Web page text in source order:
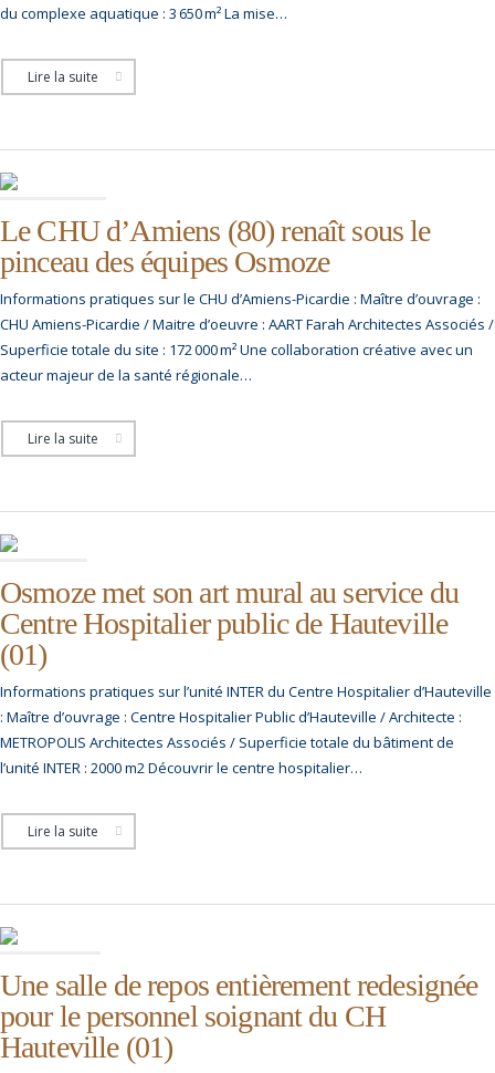
du complexe aquatique : 3 650 m² La mise…
Lire la suite
Le CHU d’Amiens (80) renaît sous le
pinceau des équipes Osmoze
Informations pratiques sur le CHU d’Amiens-Picardie : Maître d’ouvrage :
CHU Amiens-Picardie / Maitre d’oeuvre : AART Farah Architectes Associés /
Superficie totale du site : 172 000 m² Une collaboration créative avec un
acteur majeur de la santé régionale…
Lire la suite
Osmoze met son art mural au service du
Centre Hospitalier public de Hauteville
(01)
Informations pratiques sur l’unité INTER du Centre Hospitalier d’Hauteville
: Maître d’ouvrage : Centre Hospitalier Public d’Hauteville / Architecte :
METROPOLIS Architectes Associés / Superficie totale du bâtiment de
l’unité INTER : 2000 m2 Découvrir le centre hospitalier…
Lire la suite
Une salle de repos entièrement redesignée
pour le personnel soignant du CH
Hauteville (01)